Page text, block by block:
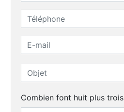
Combien font huit plus trois